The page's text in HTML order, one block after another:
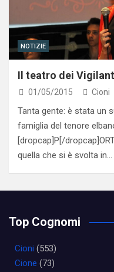
NOTIZIE
Il teatro dei
01/05/2015 Cioni
Tanta gente: è stata un
famiglia del tenore
[dropcap]P[/
quella che si è svolta in…
Top Cognomi
Cioni (553)
Cione (73)